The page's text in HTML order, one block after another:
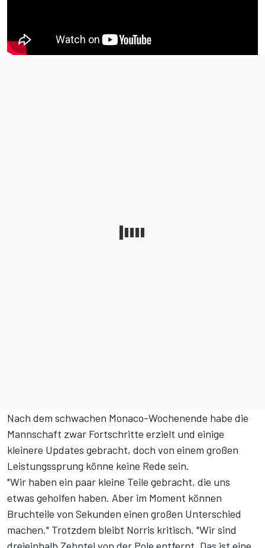
Nach dem schwachen Monaco-Wochenende habe die
Mannschaft zwar Fortschritte erzielt und einige
kleinere Updates gebracht, doch von einem großen
Leistungssprung könne keine Rede sein.
"Wir haben ein paar kleine Teile gebracht, die uns
etwas geholfen haben. Aber im Moment können
Bruchteile von Sekunden einen großen Unterschied
machen." Trotzdem bleibt Norris kritisch. "Wir sind